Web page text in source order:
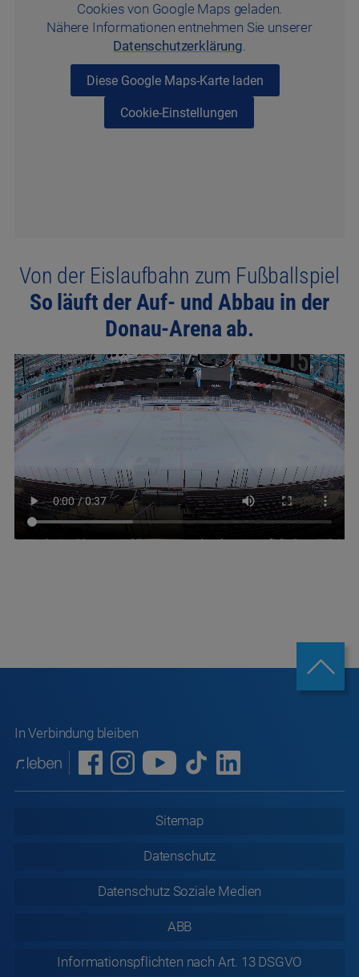
Cookies von Google Maps geladen.
Nähere Informationen entnehmen Sie unserer
Datenschutzerklärung.
Diese Google Maps-Karte laden
Cookie-Einstellungen
Von der Eislaufbahn zum Fußballspiel
So läuft der Auf- und Abbau in der
Donau-Arena ab.
In Verbindung bleiben
Sitemap
Datenschutz
Datenschutz Soziale Medien
ABB
Informationspflichten nach Art. 13 DSGVO